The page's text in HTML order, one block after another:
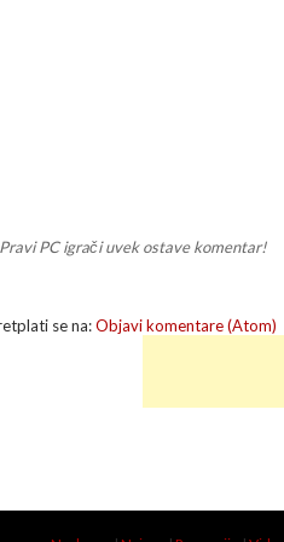
Pravi PC igrači uvek ostave komentar!
se na:Objavi komentare (Atom)